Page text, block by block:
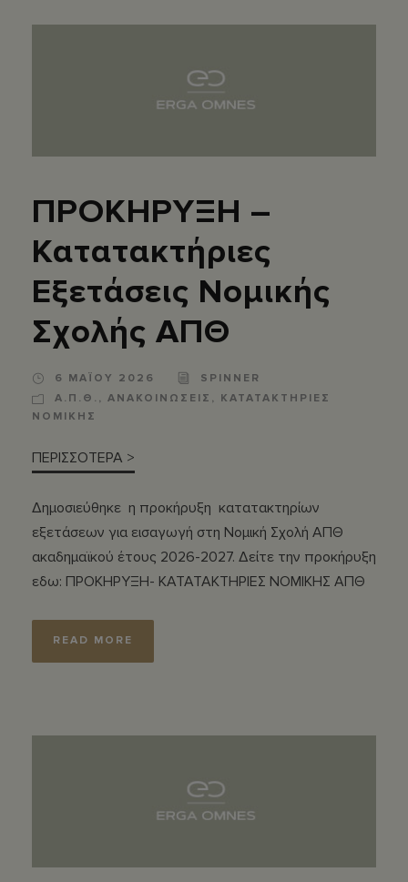
ΠΡΟΚΗΡΥΞΗ –
Κατατακτήριες
Εξετάσεις Νομικής
Σχολής ΑΠΘ
6 ΜΑΪΟΥ 2026
SPINNER
Α.Π.Θ. , ΑΝΑΚΟΙΝΩΣΕΙΣ , ΚΑΤΑΤΑΚΤΗΡΙΕΣ
ΝΟΜΙΚΗΣ
ΠΕΡΙΣΣΟΤΕΡΑ >
Δημοσιεύθηκε η προκήρυξη κατατακτηρίων
εξετάσεων για εισαγωγή στη Νομική Σχολή ΑΠΘ
ακαδημαϊκού έτους 2026-2027. Δείτε την προκήρυξη
εδω: ΠΡΟΚΗΡΥΞΗ- ΚΑΤΑΤΑΚΤΗΡΙΕΣ ΝΟΜΙΚΗΣ ΑΠΘ
READ MORE